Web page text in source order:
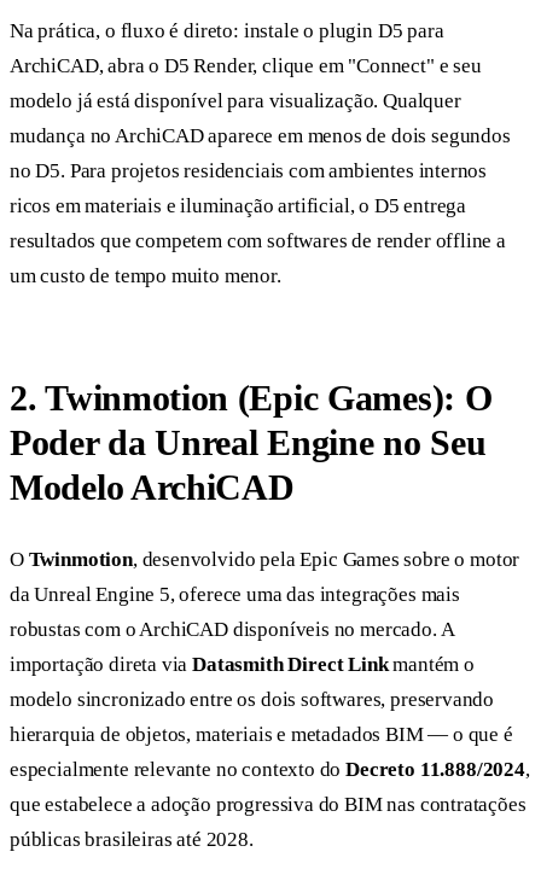
Na prática, o fluxo é direto: instale o plugin D5 para
ArchiCAD, abra o D5 Render, clique em "Connect" e seu
modelo já está disponível para visualização. Qualquer
mudança no ArchiCAD aparece em menos de dois segundos
no D5. Para projetos residenciais com ambientes internos
ricos em materiais e iluminação artificial, o D5 entrega
resultados que competem com softwares de render offline a
um custo de tempo muito menor.
2. Twinmotion (Epic Games): O
Poder da Unreal Engine no Seu
Modelo ArchiCAD
O Twinmotion, desenvolvido pela Epic Games sobre o motor
da Unreal Engine 5, oferece uma das integrações mais
robustas com o ArchiCAD disponíveis no mercado. A
importação direta viaDatasmith Direct Linkmantém o
modelo sincronizado entre os dois softwares, preservando
hierarquia de objetos, materiais e metadados BIM — o que é
especialmente relevante no contexto doDecreto 11.888/2024,
que estabelece a adoção progressiva do BIM nas contratações
públicas brasileiras até 2028.